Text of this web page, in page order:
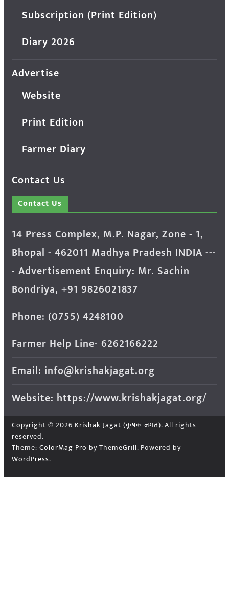
Subscription (Print Edition)
Diary 2026
Advertise
Website
Print Edition
Farmer Diary
Contact Us
Contact Us
14 Press Complex, M.P. Nagar, Zone - 1,
Bhopal - 462011 Madhya Pradesh INDIA ---
- Advertisement Enquiry: Mr. Sachin
Bondriya, +91 9826021837
Phone: (0755) 4248100
Farmer Help Line- 6262166222
Email: info@krishakjagat.org
Website: https://www.krishakjagat.org/
Copyright © 2026 Krishak Jagat (कृषक जगत). All rights
reserved.
Theme: ColorMag Pro by ThemeGrill. Powered by
WordPress.